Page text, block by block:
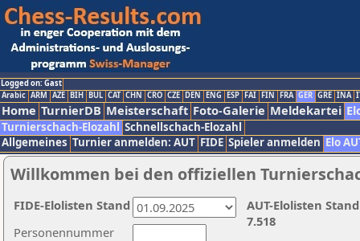
Logged on: Gast
Arabic ARM AZE BIH BUL CAT CHN CRO CZE DEN ENG ESP FAI FIN FRA GER GRE INA
Home TurnierDB Meisterschaft Foto-Galerie Meldekartei
Turnierschach-Elozahl Schnellschach-Elozahl
Allgemeines Turnier anmelden: AUT FIDE Spieler anmelden Elo
Willkommen bei den offiziellen
Personennummer
AUT-Elolisten
7.518
FIDE-Elolisten Stand